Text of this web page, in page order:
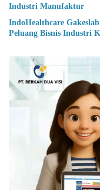
Industri Manufaktur
IndoHealthcare
Peluang Bisnis Industri